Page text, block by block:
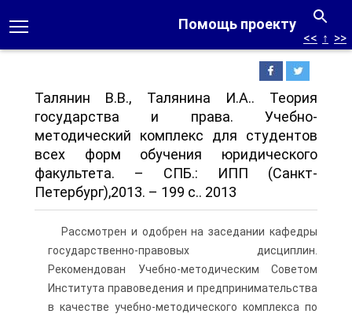
Помощь проекту
<< ↑ >>
Талянин В.В., Талянина И.А.. Теория
государства и права. Учебно-
методический комплекс для студентов
всех форм обучения юридического
факультета. – СПБ.: ИПП (Санкт-
Петербург),2013. – 199 с.. 2013
Рассмотрен и одобрен на заседании кафедры
государственно-правовых дисциплин.
Рекомендован Учебно-методическим Советом
Института правоведения и предпринимательства
в качестве учебно-методического комплекса по